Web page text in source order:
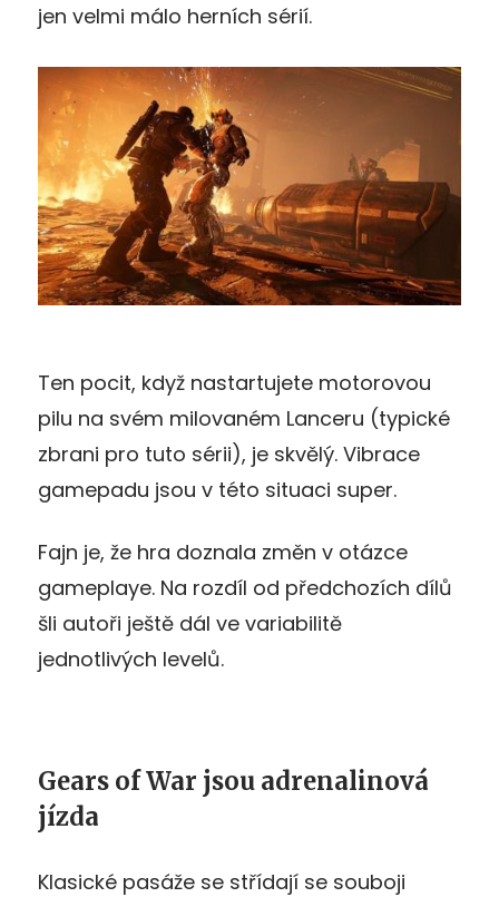
jen velmi málo herních sérií.
Ten pocit, když nastartujete motorovou
pilu na svém milovaném Lanceru (typické
zbrani pro tuto sérii), je skvělý. Vibrace
gamepadu jsou v této situaci super.
Fajn je, že hra doznala změn v otázce
gameplaye. Na rozdíl od předchozích dílů
šli autoři ještě dál ve variabilitě
jednotlivých levelů.
Gears of War jsou adrenalinová
jízda
Klasické pasáže se střídají se souboji